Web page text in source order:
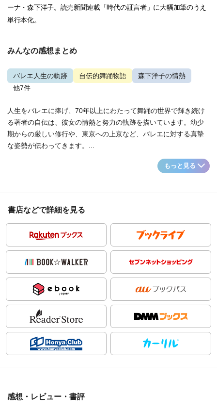
ーナ・森下洋子。読売新聞連載「時代の証言者」に大幅加筆のうえ
単行本化。
みんなの感想まとめ
バレエ人生の軌跡 自伝的舞踊物語
森下洋子の情熱
...他7件
人生をバレエに捧げ、70年以上にわたって舞踊の世界で輝き続け
る著者の自伝は、彼女の情熱と努力の軌跡を描いています。幼少
期からの厳しい修行や、東京への上京など、バレエに対する真摯
な姿勢が伝わってきます。...
もっと見る
書店などで詳細を見る
感想・レビュー・書評